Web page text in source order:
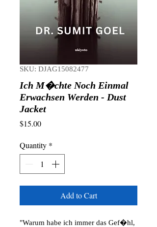
SKU: DJAG15082477
Ich M�chte Noch Einmal
Erwachsen Werden - Dust
Jacket
$15.00Price
Quantity *
Add to Cart
"Warum habe ich immer das Gef�hl,